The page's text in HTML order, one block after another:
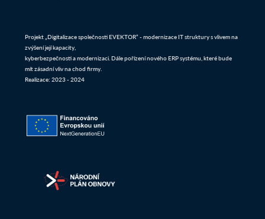
Projekt „Digitalizace společnosti EVEKTOR“ - modernizace IT struktury s vlivem na
zvýšení její kapacity,
kyberbezpečnosti a modernizaci. Dále pořízení nového ERP systému, které bude
mít zásadní vliv na chod firmy.
Realizace: 2023 - 2024